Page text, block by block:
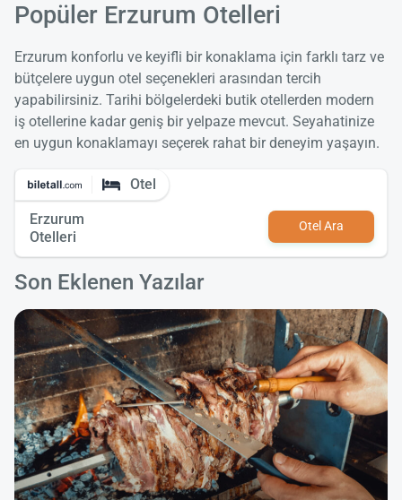
Popüler Erzurum Otelleri
Erzurum konforlu ve keyifli bir konaklama için farklı tarz ve
bütçelere uygun otel seçenekleri arasından tercih
yapabilirsiniz. Tarihi bölgelerdeki butik otellerden modern
iş otellerine kadar geniş bir yelpaze mevcut. Seyahatinize
en uygun konaklamayı seçerek rahat bir deneyim yaşayın.
Otel
Erzurum
Otelleri
Otel Ara
Son Eklenen Yazılar